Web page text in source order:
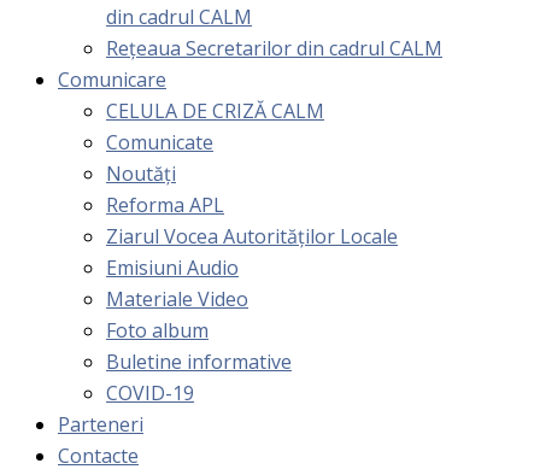
din cadrul CALM
Rețeaua Secretarilor din cadrul CALM
Comunicare
CELULA DE CRIZĂ CALM
Comunicate
Noutăți
Reforma APL
Ziarul Vocea Autorităților Locale
Emisiuni Audio
Materiale Video
Foto album
Buletine informative
COVID-19
Parteneri
Contacte